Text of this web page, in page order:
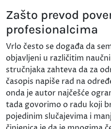
Zašto prevod
profesionalcima
Vrlo često se događa da
objavljeni u različitim
stručnjaka zahteva da za
časopis napiše rad na
onda je autor najčešće
tada govorimo o radu koji
pojedinim slučajevima i